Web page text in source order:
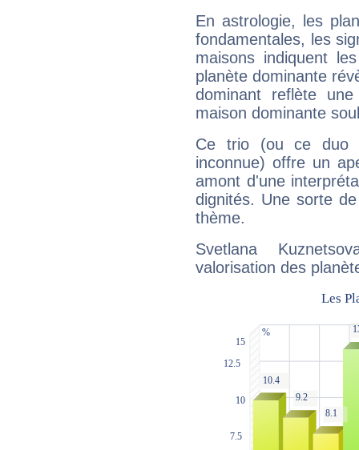
En astrologie, les
fondamentales, les
maisons indiquent
planète dominante
dominant reflète
maison dominante
Ce trio (ou ce duo
inconnue) offre un
amont d'une
dignités. Une sorte
thème.
Svetlana
valorisation des